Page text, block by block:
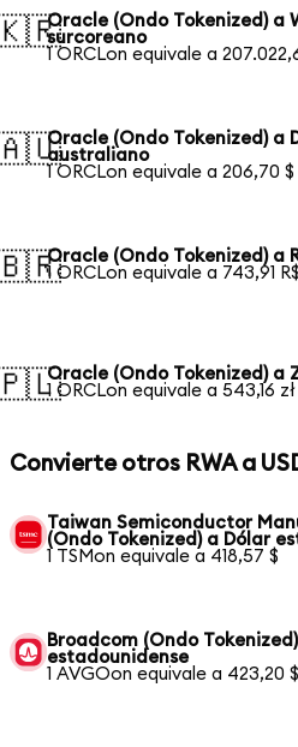
Oracle (Ondo Tokenized) a
surcoreano
1 ORCLon equivale a
Oracle (Ondo Tokenized) a
australiano
1 ORCLon equivale a 206,70 $
Oracle (Ondo Tokenized) a
1 ORCLon equivale a 743,91 R$
Oracle (Ondo Tokenized) a
1 ORCLon equivale a 543,16 zł
Convierte otros RWA a
Taiwan Semiconductor
(Ondo Tokenized) a Dólar
1 TSMon equivale a 418,57 $
Broadcom (Ondo
estadounidense
1 AVGOon equivale a 423,20 $